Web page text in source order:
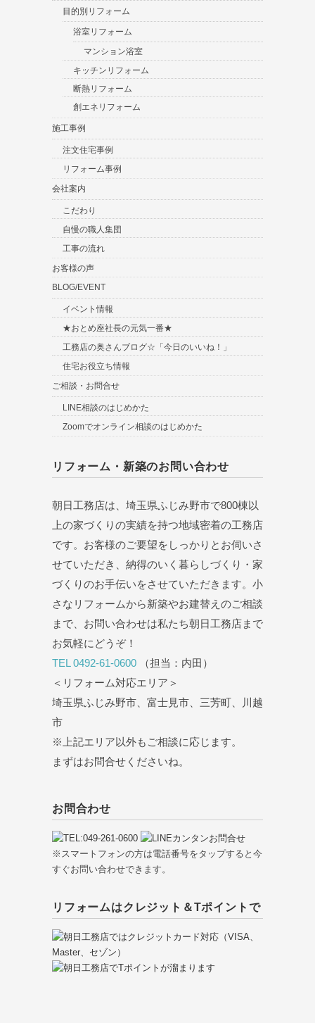
目的別リフォーム
浴室リフォーム
マンション浴室
キッチンリフォーム
断熱リフォーム
創エネリフォーム
施工事例
注文住宅事例
リフォーム事例
会社案内
こだわり
自慢の職人集団
工事の流れ
お客様の声
BLOG/EVENT
イベント情報
★おとめ座社長の元気一番★
工務店の奥さんブログ☆「今日のいいね！」
住宅お役立ち情報
ご相談・お問合せ
LINE相談のはじめかた
Zoomでオンライン相談のはじめかた
リフォーム・新築のお問い合わせ
朝日工務店は、埼玉県ふじみ野市で800棟以
上の家づくりの実績を持つ地域密着の工務店
です。お客様のご要望をしっかりとお伺いさ
せていただき、納得のいく暮らしづくり・家
づくりのお手伝いをさせていただきます。小
さなリフォームから新築やお建替えのご相談
まで、お問い合わせは私たち朝日工務店まで
お気軽にどうぞ！
TEL 0492-61-0600 （担当：内田）
＜リフォーム対応エリア＞
埼玉県ふじみ野市、富士見市、三芳町、川越
市
※上記エリア以外もご相談に応じます。
まずはお問合せくださいね。
お問合わせ
※スマートフォンの方は電話番号をタップすると今
すぐお問い合わせできます。
リフォームはクレジット＆Tポイントで